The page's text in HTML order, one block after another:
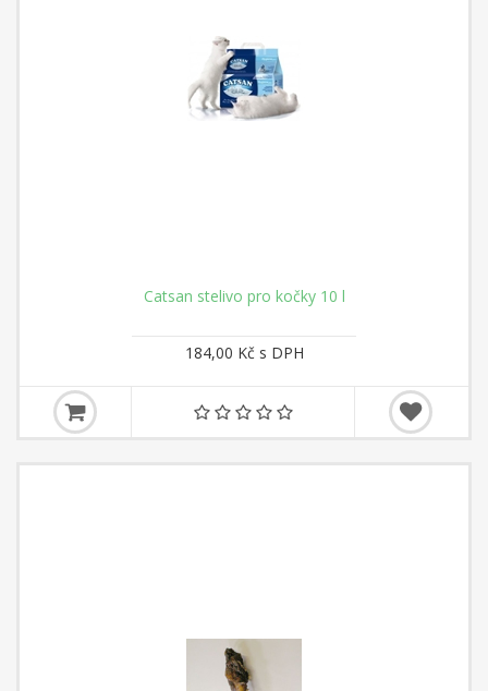
Catsan stelivo pro kočky 10 l
184,00 Kč s DPH